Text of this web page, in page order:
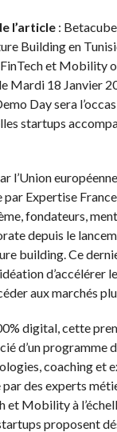
l’article:
Building en
et Mobility
Mardi 18 Janvier
Day sera
startups
l’Union
Expertise
fondateurs,
depuis le
building. Ce
d’accélérer
aux marchés
digital, cette
d’un programme
coaching et
des experts
et Mobility à
proposent